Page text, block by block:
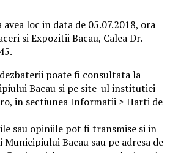
loc in data de 05.07.2018, ora
si Expozitii Bacau, Calea Dr.
poate fi consultata la
Bacau si pe site-ul institutiei
in sectiunea Informatii > Harti de
sau opiniile pot fi transmise si in
Bacau sau pe adresa de